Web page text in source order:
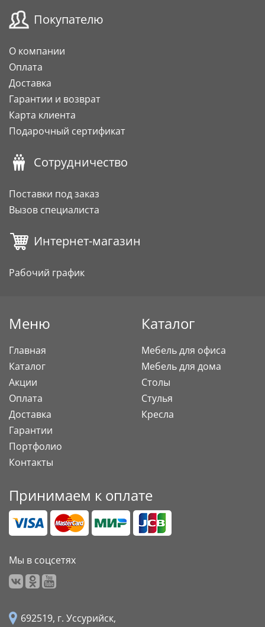
Покупателю
О компании
Оплата
Доставка
Гарантии и возврат
Карта клиента
Подарочный сертификат
Сотрудничество
Поставки под заказ
Вызов специалиста
Интернет-магазин
Рабочий график
Меню
Главная
Каталог
Акции
Оплата
Доставка
Гарантии
Портфолио
Контакты
Каталог
Мебель для офиса
Мебель для дома
Столы
Стулья
Кресла
Принимаем к оплате
Мы в соцсетях
692519, г. Уссурийск,